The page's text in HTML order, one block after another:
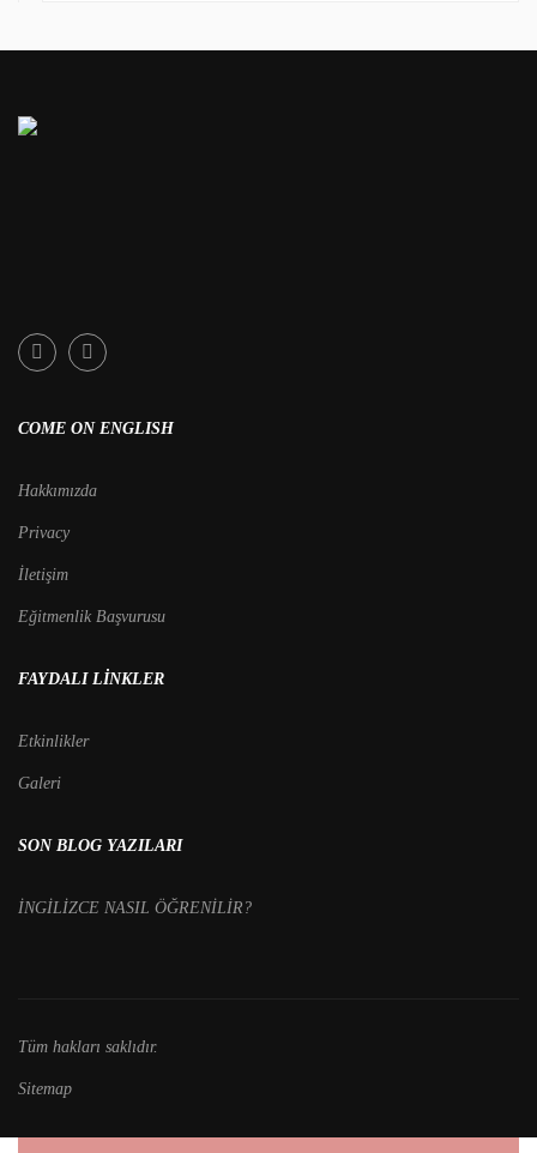
COME ON ENGLISH
Hakkımızda
Privacy
İletişim
Eğitmenlik Başvurusu
FAYDALI LINKLER
Etkinlikler
Galeri
SON BLOG YAZILARI
İNGİLİZCE NASIL ÖĞRENİLİR?
Tüm hakları saklıdır.
Sitemap